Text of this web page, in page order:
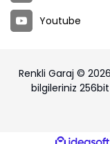
Youtube
Renkli Garaj ©
bilgileriniz 256bit